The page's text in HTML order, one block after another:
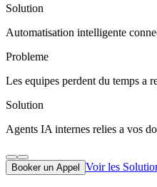
Solution
Automatisation intelligente
Probleme
Les equipes perdent du temps a
Solution
Agents IA internes relies a vos
Booker un Appel Voir les